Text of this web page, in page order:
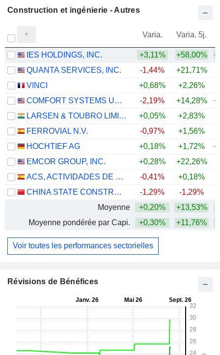
Construction et ingénierie - Autres
Varia. Varia. 5j.
IES HOLDINGS, INC. +3,11% +58,00%
QUANTA SERVICES, INC.
-1,44% +21,71%
VINCI
+0,68% +2,26%
COMFORT SYSTEMS USA, INC.
-2,19% +14,28%
LARSEN & TOUBRO LIMITED
+0,05% +2,83%
FERROVIAL N.V.
-0,97% +1,56%
HOCHTIEF AG
+0,18% +1,72%
EMCOR GROUP, INC.
+0,28% +22,26%
ACS, ACTIVIDADES DE CONSTRUCCIÓN Y SERVICIOS, S.A.
-0,41% +0,18%
CHINA STATE CONSTRUCTION ENGINEERING CORPORATION LIMITED
-1,29% -1,29%
Moyenne
+0,20% +13,53%
Moyenne pondérée par Capi.
+0,30% +11,76%
Voir toutes les performances sectorielles
Révisions de Bénéfices